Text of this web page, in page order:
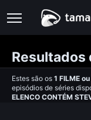
Resultados
Estes são os 1 FILME ou
episódios de séries
ELENCO CONTÉM